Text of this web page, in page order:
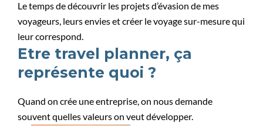
Le temps de découvrir les projets d’évasion de mes
voyageurs, leurs envies et créer le voyage sur-mesure qui
leur correspond.
Etre travel planner, ça
représente quoi ?
Quand on crée une entreprise, on nous demande
souvent quelles valeurs on veut développer.